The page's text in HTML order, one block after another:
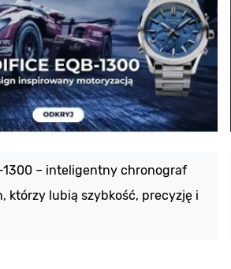
1300 – inteligentny chronograf
którzy lubią szybkość, precyzję i